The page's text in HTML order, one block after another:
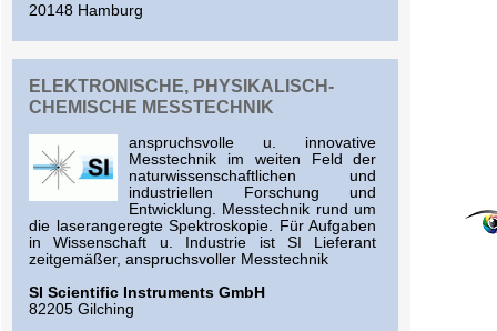
20148 Hamburg
ELEKTRONISCHE, PHYSIKALISCH-
CHEMISCHE MESSTECHNIK
anspruchsvolle u. innovative
Messtechnik im weiten Feld der
naturwissenschaftlichen und
industriellen Forschung und
Entwicklung. Messtechnik rund um
die laserangeregte Spektroskopie. Für Aufgaben
in Wissenschaft u. Industrie ist SI Lieferant
zeitgemäßer, anspruchsvoller Messtechnik
SI Scientific Instruments GmbH
82205 Gilching